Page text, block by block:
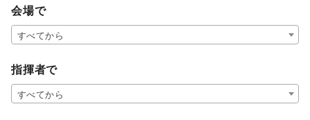
会場で
すべてから
指揮者で
すべてから